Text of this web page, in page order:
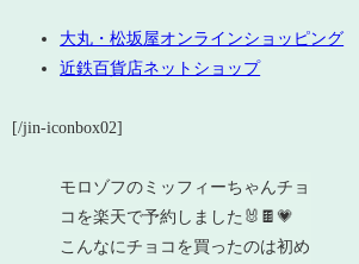
大丸・松坂屋オンラインショッピング
近鉄百貨店ネットショップ
[/jin-iconbox02]
モロゾフのミッフィーちゃんチョ
コを楽天で予約しました🐰🍫💗
こんなにチョコを買ったのは初め